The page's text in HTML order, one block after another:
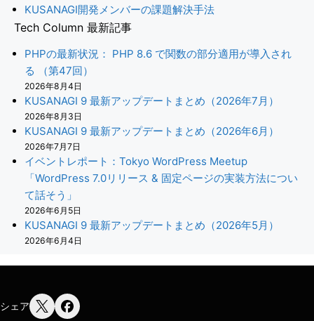
KUSANAGI開発メンバーの課題解決手法
Tech Column 最新記事
PHPの最新状況： PHP 8.6 で関数の部分適用が導入され
る （第47回）
2026年8月4日
KUSANAGI 9 最新アップデートまとめ（2026年7月）
2026年8月3日
KUSANAGI 9 最新アップデートまとめ（2026年6月）
2026年7月7日
イベントレポート：Tokyo WordPress Meetup
「WordPress 7.0リリース & 固定ページの実装方法につい
て話そう」
2026年6月5日
KUSANAGI 9 最新アップデートまとめ（2026年5月）
2026年6月4日
シェア